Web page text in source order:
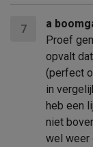
7 a
Proef
opvalt
(perfect
in
heb een
niet
wel weer